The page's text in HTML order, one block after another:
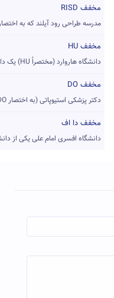
مخفف RISD
مخفف HU
مخفف DO
مخفف دا اف